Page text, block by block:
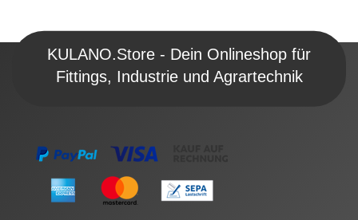
KULANO.Store - Dein Onlineshop für
Fittings, Industrie und Agrartechnik